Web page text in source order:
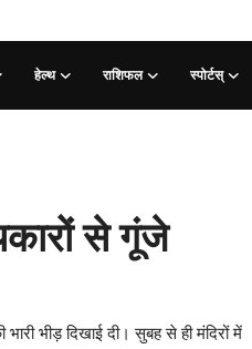
हेल्थ राशिफल स्पोर्टस्
से गूंजे
भीड़ दिखाई दी। सुबह से ही मंदिरों में